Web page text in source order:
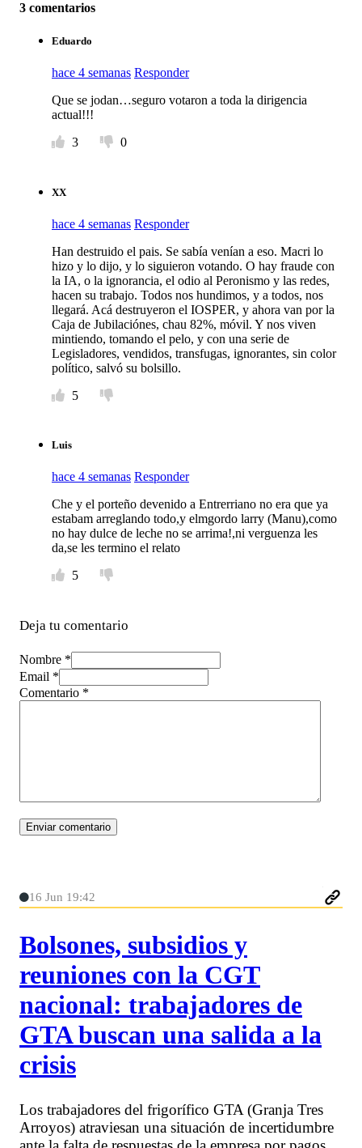
3 comentarios
Eduardo
hace 4 semanas Responder
Que se jodan…seguro votaron a toda la dirigencia
actual!!!
3
0
XX
hace 4 semanas Responder
Han destruido el pais. Se sabía venían a eso. Macri lo
hizo y lo dijo, y lo siguieron votando. O hay fraude con
la IA, o la ignorancia, el odio al Peronismo y las redes,
hacen su trabajo. Todos nos hundimos, y a todos, nos
llegará. Acá destruyeron el IOSPER, y ahora van por la
Caja de Jubilaciónes, chau 82%, móvil. Y nos viven
mintiendo, tomando el pelo, y con una serie de
Legisladores, vendidos, transfugas, ignorantes, sin color
político, salvó su bolsillo.
5
Luis
hace 4 semanas Responder
Che y el porteño devenido a Entrerriano no era que ya
estabam arreglando todo,y elmgordo larry (Manu),como
no hay dulce de leche no se arrima!,ni verguenza les
da,se les termino el relato
5
Deja tu comentario
Nombre *
Email *
Comentario *
16 Jun 19:42
Bolsones, subsidios y
reuniones con la CGT
nacional: trabajadores de
GTA buscan una salida a la
crisis
Los trabajadores del frigorífico GTA (Granja Tres
Arroyos) atraviesan una situación de incertidumbre